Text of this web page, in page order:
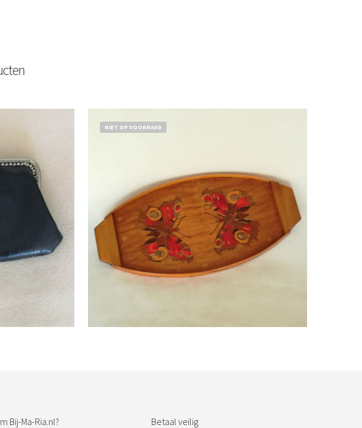
NIET OP VOORRAAD
Bij-Ma-Ria.nl? Betaal veilig